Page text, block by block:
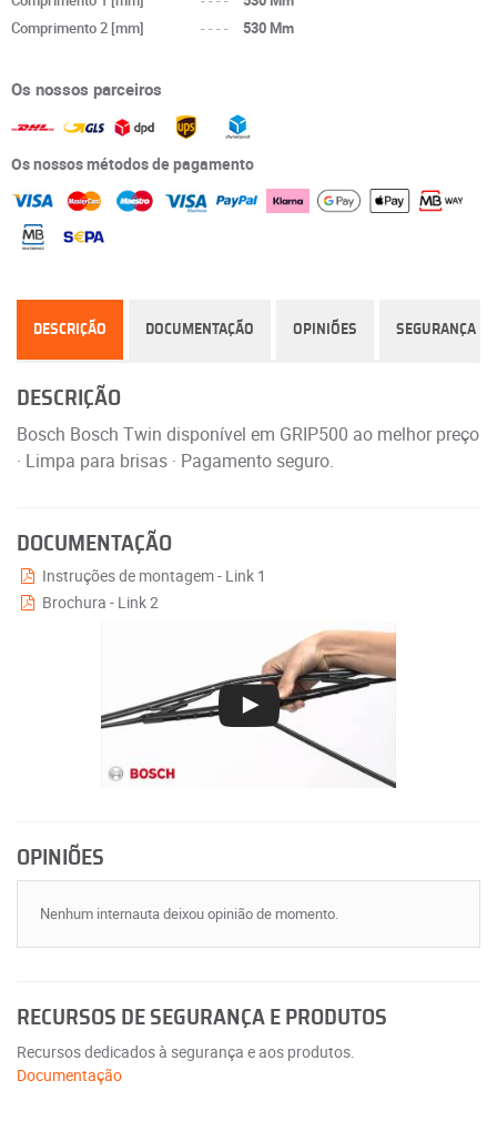
Comprimento 2 [mm]
---- 530 Mm
Os nossos parceiros
Os nossos métodos de pagamento
DESCRIÇÃO DOCUMENTAÇÃO OPINIÕES SEGURANÇA
DESCRIÇÃO
Bosch Bosch Twin disponível em GRIP500 ao melhor preço
· Limpa para brisas · Pagamento seguro.
DOCUMENTAÇÃO
Instruções de montagem - Link 1
Brochura - Link 2
OPINIÕES
Nenhum internauta deixou opinião de momento.
RECURSOS DE SEGURANÇA E PRODUTOS
Recursos dedicados à segurança e aos produtos.
Documentação